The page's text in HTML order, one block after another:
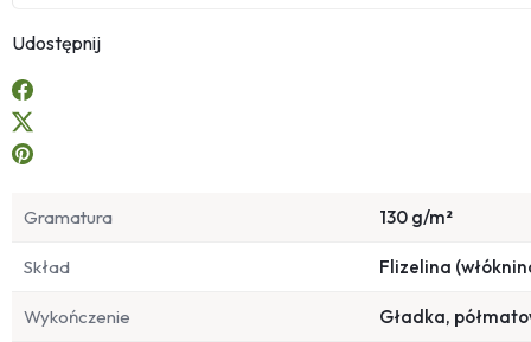
Udostępnij
Gramatura 130 g/m²
Skład Flizelina
Wykończenie Gładka,